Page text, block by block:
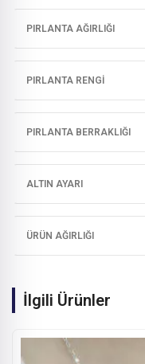
PIRLANTA AĞIRLIĞI
PIRLANTA RENGI
PIRLANTA BERRAKLIĞI
ALTIN AYARI
ÜRÜN AĞIRLIĞI
İlgili Ürünler